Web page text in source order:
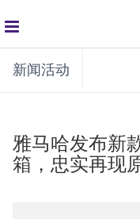
global
navigation
新闻活动
雅马哈发布新
箱，忠实再现